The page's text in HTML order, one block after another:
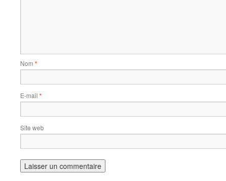
Nom *
E-mail *
Site web